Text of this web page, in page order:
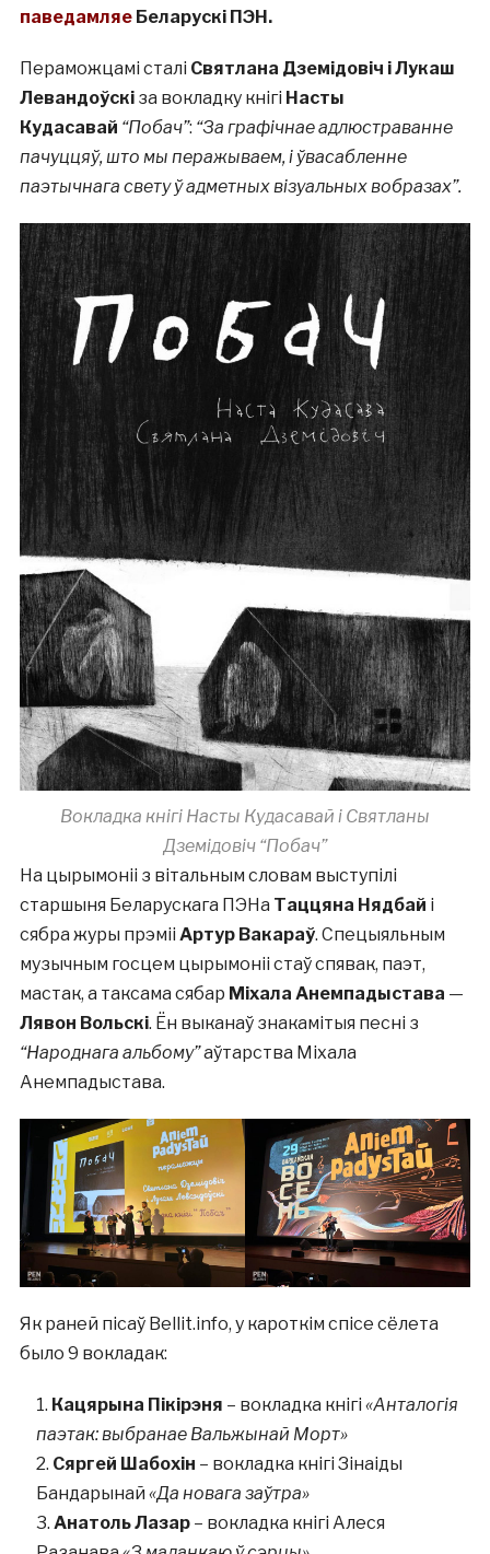
паведамляеБеларускі ПЭН.
Пераможцамі сталі Святлана Дземідовіч і Лукаш
Левандоўскі за вокладку кнігі Насты
Кудасавай “Побач”: “За графічнае адлюстраванне
пачуццяў, што мы перажываем, і ўвасабленне
паэтычнага свету ў адметных візуальных вобразах”.
Вокладка кнігі Насты Кудасавай і Святланы
Дземідовіч “Побач”
На цырымоніі з вітальным словам выступілі
старшыня Беларускага ПЭНа Таццяна Нядбай і
сябра журы прэміі Артур Вакараў. Спецыяльным
музычным госцем цырымоніі стаў спявак, паэт,
мастак, а таксама сябар Міхала Анемпадыстава —
Лявон Вольскі. Ён выканаў знакамітыя песні з
“Народнага альбому”аўтарства Міхала
Анемпадыстава.
Як раней пісаў Bellit.info, у кароткім спісе сёлета
было 9 вокладак:
Кацярына Пікірэня – вокладка кнігі «Анталогія
паэтак: выбранае Вальжынай Морт»
Сяргей Шабохін – вокладка кнігі Зінаіды
Бандарынай «Да новага заўтра»
Анатоль Лазар– вокладка кнігі Алеся